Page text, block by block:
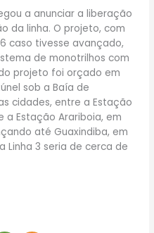
a anunciar a liberação
da linha. O projeto, com
caso tivesse avançado,
de monotrilhos com
projeto foi orçado em
sob a Baía de
cidades, entre a Estação
a Estação Arariboia, em
até Guaxindiba, em
Linha 3 seria de cerca de